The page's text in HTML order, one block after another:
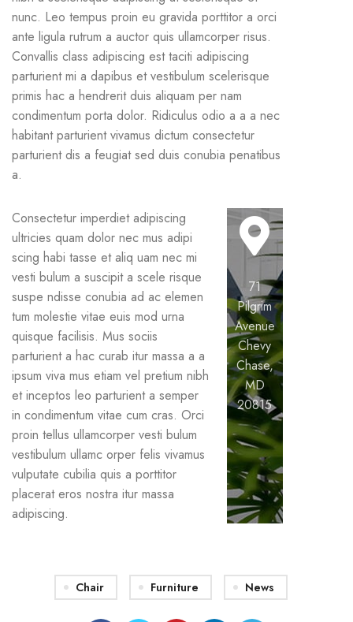
nunc. Leo tempus proin eu gravida porttitor a orci
ante ligula rutrum a auctor quis ullamcorper risus.
Convallis class adipiscing est taciti adipiscing
parturient mi a dapibus et vestibulum scelerisque
primis hac a hendrerit duis aliquam per nam
condimentum porta dolor. Ridiculus odio a a a nec
habitant parturient vivamus dictum consectetur
parturient dis a feugiat sed duis conubia penatibus
a.
Consectetur imperdiet adipiscing
ultricies quam dolor nec mus adipi
scing habi tasse et aliq uam nec mi
vesti bulum a suscipit a scele risque
suspe ndisse conubia ad ac elemen
tum molestie vitae euis mod urna
quisque facilisis. Mus sociis
parturient a hac curab itur massa a a
ipsum viva mus etiam vel pretium nibh
et inceptos leo parturient a semper
in condimentum vitae cum cras. Orci
proin tellus ullamcorper vesti bulum
vestibulum ullamc orper felis vivamus
vulputate cubilia quis a porttitor
placerat eros nostra itur massa
adipiscing.
71
Pilgrim
Avenue
Chevy
Chase,
MD
20815
Chair Furniture News